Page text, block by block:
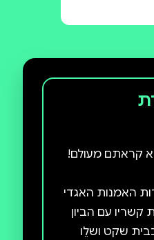
האמנות האגדי
קשריו עם הביון
שקט ושלֵו